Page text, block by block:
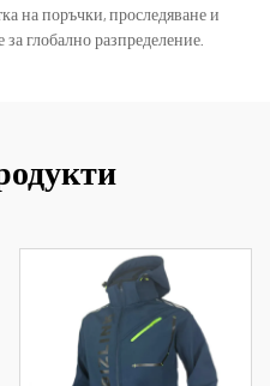
на поръчки, проследяване и
глобално разпределение.